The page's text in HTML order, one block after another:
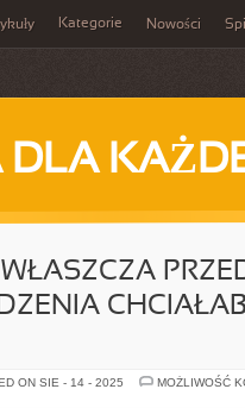
Kategorie Nowości
DLA
ON SIE - 14 - 2025
MOŻLIWOŚĆ